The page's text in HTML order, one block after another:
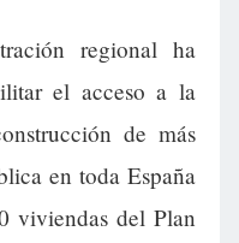
regional ha
el acceso a la
de más
en toda España
viviendas del Plan